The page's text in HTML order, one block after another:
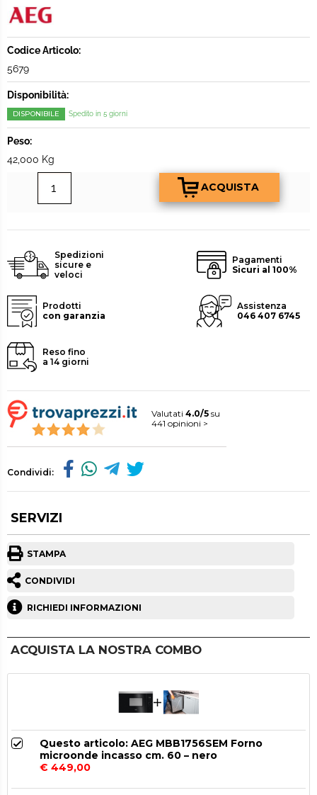
Codice Articolo:
5679
Disponibilità:
DISPONIBILE Spedito in 5 giorni
Peso:
42,000 Kg
Spedizioni
sicure e
veloci
Pagamenti
Sicuri al 100%
Prodotti
con garanzia
Assistenza
046 407 6745
Reso fino
a 14 giorni
Valutati 4.0/5 su
441 opinioni >
Condividi:
SERVIZI
STAMPA
CONDIVIDI
RICHIEDI INFORMAZIONI
ACQUISTA LA NOSTRA COMBO
Questo articolo: AEG MBB1756SEM Forno
microonde incasso cm. 60 – nero
€ 449,00